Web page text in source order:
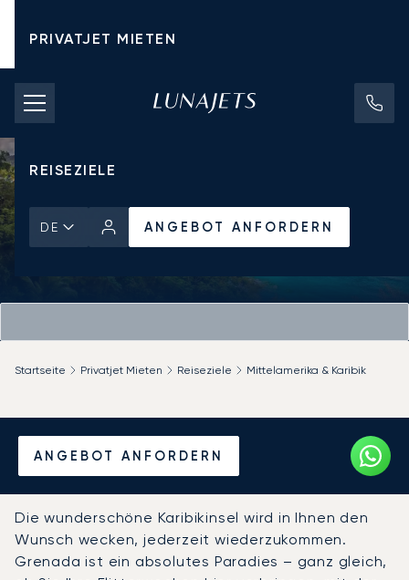
PRIVATJET MIETEN
CHARTERPREISE
PRIVATJETS
REISEZIELE
DE ANGEBOT ANFORDERN
ANGEBOT ANFORDERN
Startseite Privatjet Mieten Reiseziele Mittelamerika & Karibik
Mieten Sie einen Privatjet
nach Grenada
Die wunderschöne Karibikinsel wird in Ihnen den
Wunsch wecken, jederzeit wiederzukommen.
Grenada ist ein absolutes Paradies – ganz gleich,